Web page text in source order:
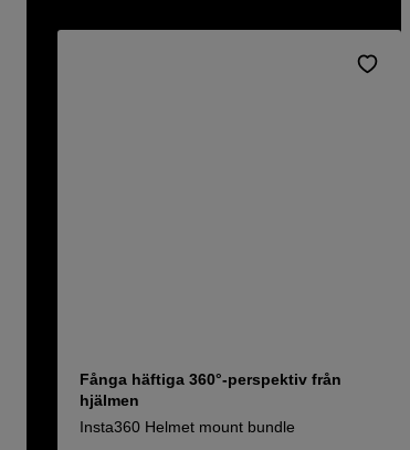
Fånga häftiga 360°-perspektiv från
hjälmen
Insta360 Helmet mount bundle